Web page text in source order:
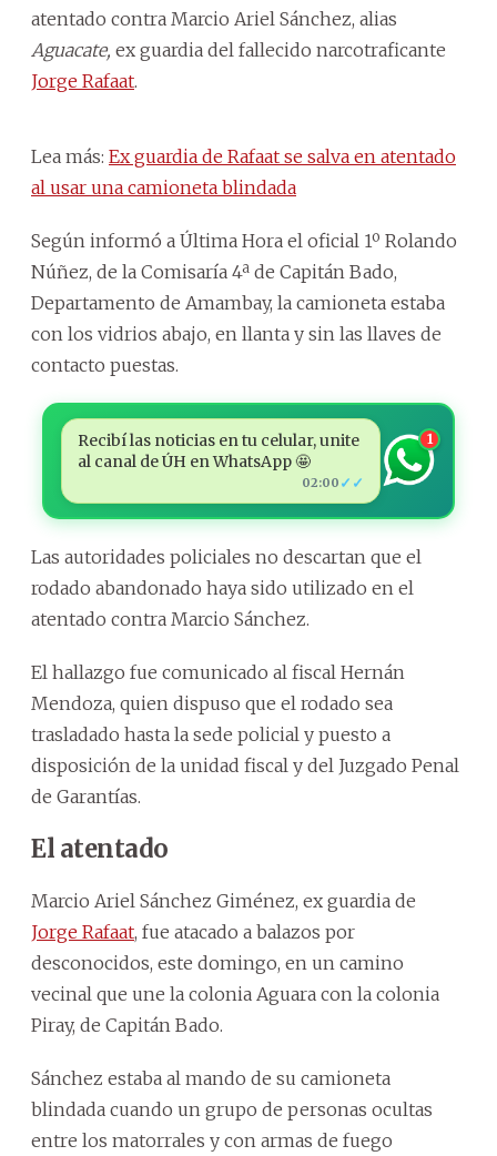
atentado contra Marcio Ariel Sánchez, alias
Aguacate, ex guardia del fallecido narcotraficante
Jorge Rafaat.
Lea más: Ex guardia de Rafaat se salva en atentado
al usar una camioneta blindada
Según informó a Última Hora el oficial 1º Rolando
Núñez, de la Comisaría 4ª de Capitán Bado,
Departamento de Amambay, la camioneta estaba
con los vidrios abajo, en llanta y sin las llaves de
contacto puestas.
Recibí las noticias en tu celular, unite
al canal de ÚH en WhatsApp 🤩
02:00 ✓✓
1
Las autoridades policiales no descartan que el
rodado abandonado haya sido utilizado en el
atentado contra Marcio Sánchez.
El hallazgo fue comunicado al fiscal Hernán
Mendoza, quien dispuso que el rodado sea
trasladado hasta la sede policial y puesto a
disposición de la unidad fiscal y del Juzgado Penal
de Garantías.
El atentado
Marcio Ariel Sánchez Giménez, ex guardia de
Jorge Rafaat, fue atacado a balazos por
desconocidos, este domingo, en un camino
vecinal que une la colonia Aguara con la colonia
Piray, de Capitán Bado.
Sánchez estaba al mando de su camioneta
blindada cuando un grupo de personas ocultas
entre los matorrales y con armas de fuego